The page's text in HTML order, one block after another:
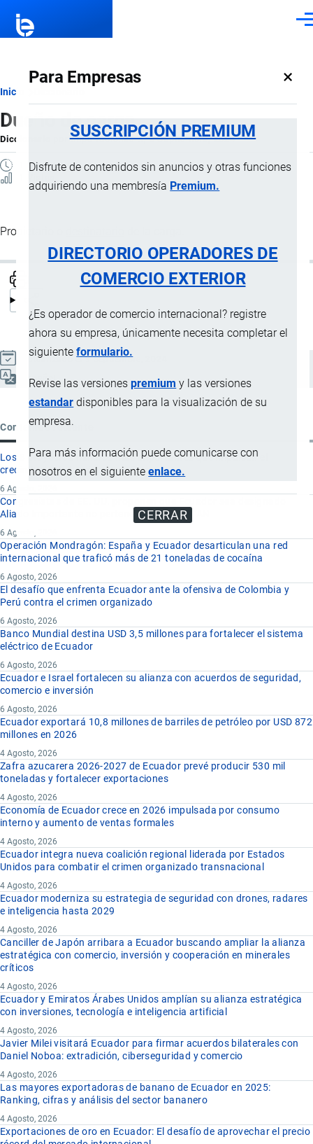
Para Empresas ×
SUSCRIPCIÓN PREMIUM
Disfrute de contenidos sin anuncios y otras funciones
adquiriendo una membresía Premium.
DIRECTORIO OPERADORES DE
COMERCIO EXTERIOR
¿Es operador de comercio internacional? registre
ahora su empresa, únicamente necesita completar el
siguienteformulario.
Revise las versionespremium y las versiones
estandar disponibles para la visualización de su
empresa.
Para más información puede comunicarse con
nosotros en el siguienteenlace.
CERRAR
Ruta
de
navegación
Inicio
Dueño de carga
Diccionario porImportaciones …, 8 Septiembre, 2024
1 MINUTO
Propietario o
Actualizado el 9 Septiembre, 2024
Español
Contenido reciente
Los 8 proyectos mineros más importantes que impulsan el
crecimiento de la minería en Ecuador
6 Agosto, 2026
Congresistas de EE. UU. proponen que Ecuador sea designado
Aliado Importante no perteneciente a la OTAN
6 Agosto, 2026
Operación Mondragón: España y Ecuador desarticulan una red
internacional que traficó más de 21 toneladas de cocaína
6 Agosto, 2026
El desafío que enfrenta Ecuador ante la ofensiva de Colombia y
Perú contra el crimen organizado
6 Agosto, 2026
Banco Mundial destina USD 3,5 millones para fortalecer el sistema
eléctrico de Ecuador
6 Agosto, 2026
Ecuador e Israel fortalecen su alianza con acuerdos de seguridad,
comercio e inversión
6 Agosto, 2026
Ecuador exportará 10,8 millones de barriles de petróleo por USD 872
millones en 2026
4 Agosto, 2026
Zafra azucarera 2026-2027 de Ecuador prevé producir 530 mil
toneladas y fortalecer exportaciones
4 Agosto, 2026
Economía de Ecuador crece en 2026 impulsada por consumo
interno y aumento de ventas formales
4 Agosto, 2026
Ecuador integra nueva coalición regional liderada por Estados
Unidos para combatir el crimen organizado transnacional
4 Agosto, 2026
Ecuador moderniza su estrategia de seguridad con drones, radares
e inteligencia hasta 2029
4 Agosto, 2026
Canciller de Japón arribara a Ecuador buscando ampliar la alianza
estratégica con comercio, inversión y cooperación en minerales
críticos
4 Agosto, 2026
Ecuador y Emiratos Árabes Unidos amplían su alianza estratégica
con inversiones, tecnología e inteligencia artificial
4 Agosto, 2026
Javier Milei visitará Ecuador para firmar acuerdos bilaterales con
Daniel Noboa: extradición, ciberseguridad y comercio
4 Agosto, 2026
Las mayores exportadoras de banano de Ecuador en 2025:
Ranking, cifras y análisis del sector bananero
4 Agosto, 2026
Exportaciones de oro en Ecuador: El desafío de aprovechar el precio